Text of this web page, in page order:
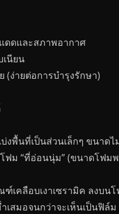
ดดและสภาพอากาศ
เนียน
(ง่ายต่อการบำรุงรักษา)
พื้นที่เป็นส่วนเล็กๆ ขนาดไ
ฟม “ที่อ่อนนุ่ม” (ขนาดโฟม
คลือบเงาเซรามิค ลงบน
เสมอจนกว่าจะเห็นเป็นฟิ